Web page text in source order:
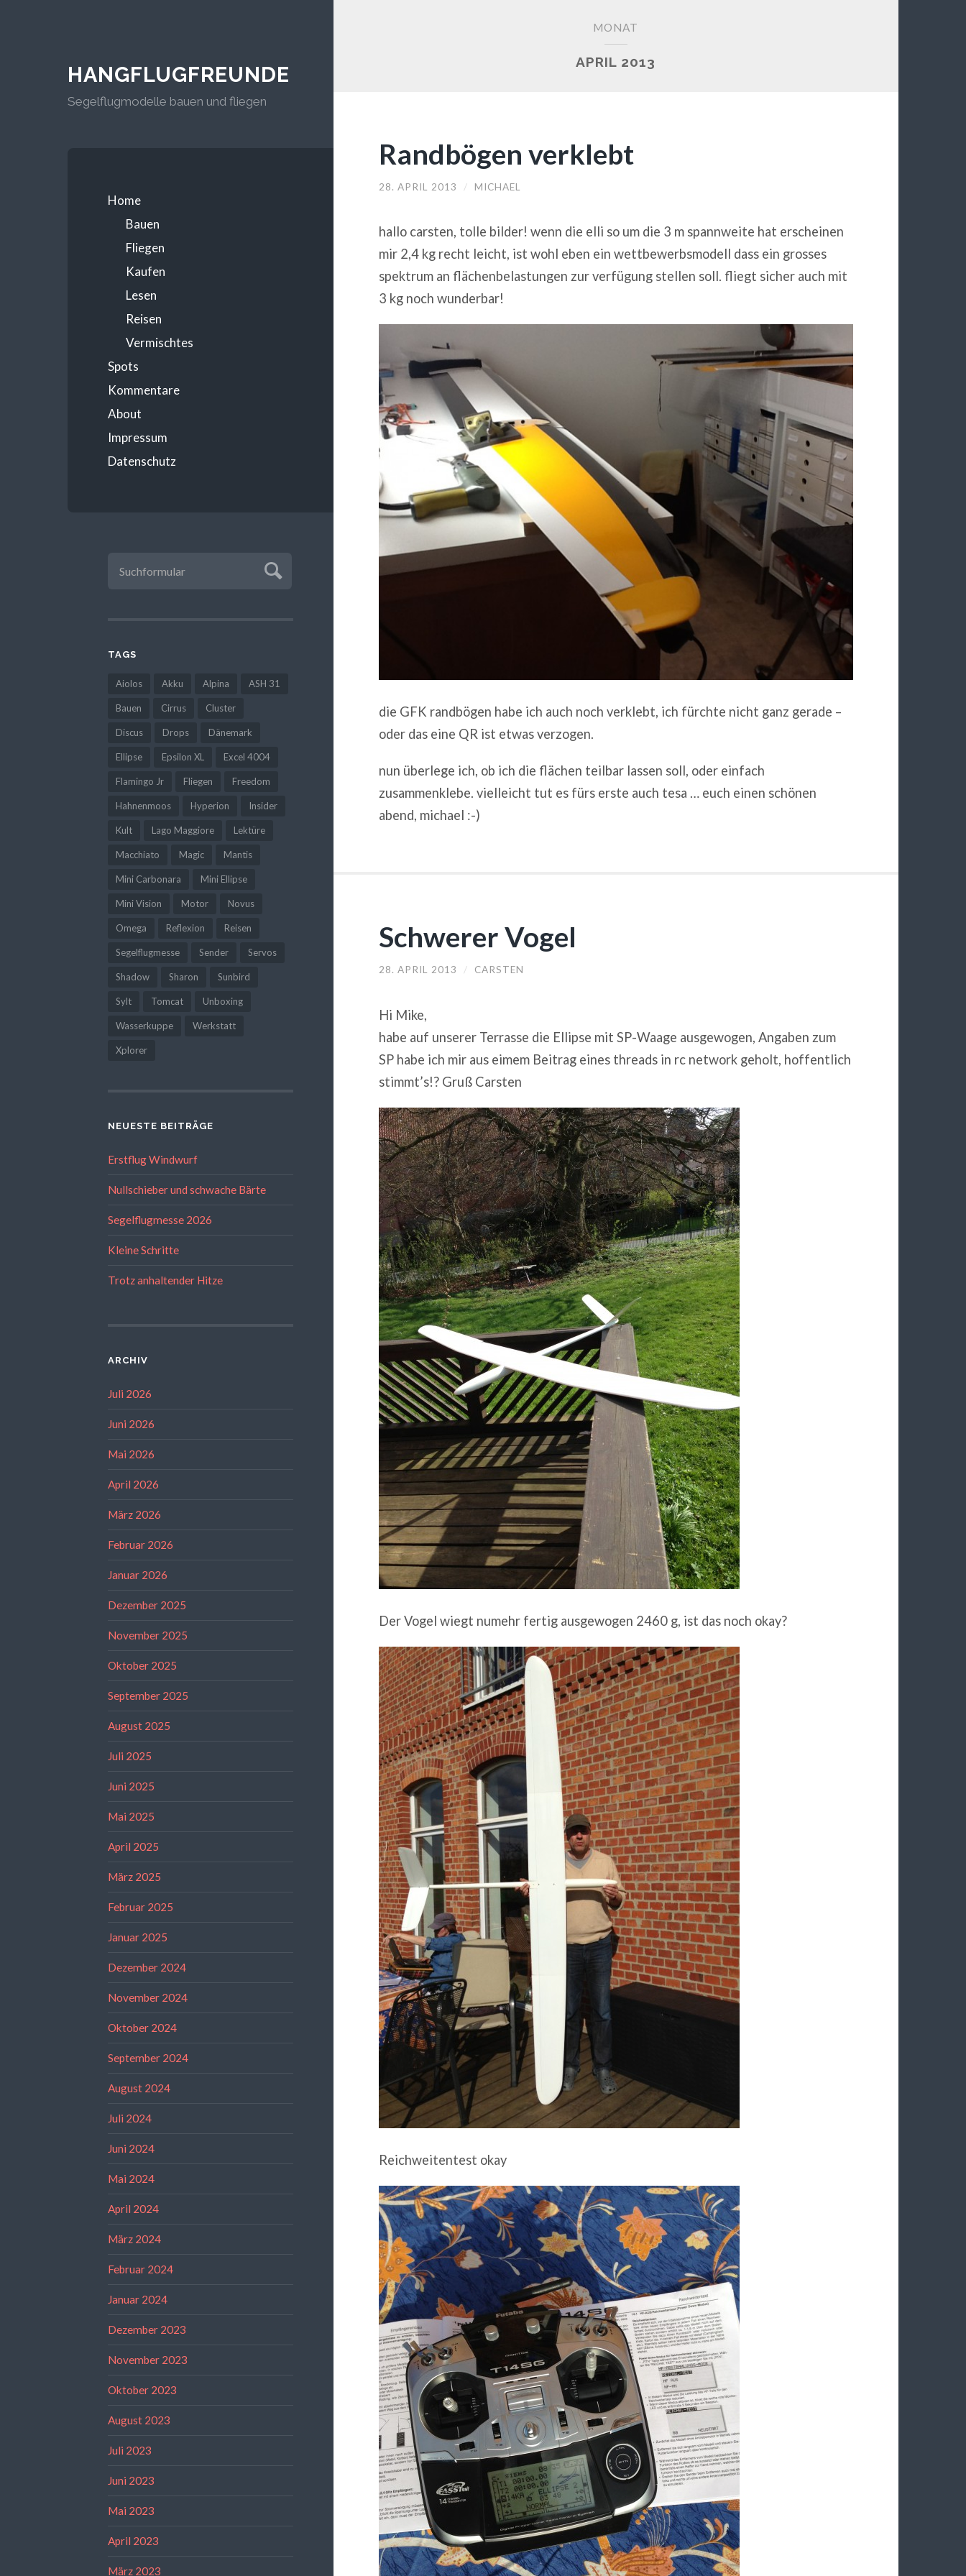
HANGFLUGFREUNDE
Segelflugmodelle bauen und fliegen
Home
Bauen
Fliegen
Kaufen
Lesen
Reisen
Vermischtes
Spots
Kommentare
About
Impressum
Datenschutz
TAGS
Aiolos Akku Alpina ASH 31
Bauen Cirrus Cluster
Discus Drops Dänemark
Ellipse Epsilon XL Excel 4004
Flamingo Jr Fliegen Freedom
Hahnenmoos Hyperion Insider
Kult Lago Maggiore Lektüre
Macchiato Magic Mantis
Mini Carbonara Mini Ellipse
Mini Vision Motor Novus
Omega Reflexion Reisen
Segelflugmesse Sender Servos
Shadow Sharon Sunbird
Sylt Tomcat Unboxing
Wasserkuppe Werkstatt
Xplorer
NEUESTE BEITRÄGE
Erstflug Windwurf
Nullschieber und schwache Bärte
Segelflugmesse 2026
Kleine Schritte
Trotz anhaltender Hitze
ARCHIV
Juli 2026
Juni 2026
Mai 2026
April 2026
März 2026
Februar 2026
Januar 2026
Dezember 2025
November 2025
Oktober 2025
September 2025
August 2025
Juli 2025
Juni 2025
Mai 2025
April 2025
März 2025
Februar 2025
Januar 2025
Dezember 2024
November 2024
Oktober 2024
September 2024
August 2024
Juli 2024
Juni 2024
Mai 2024
April 2024
März 2024
Februar 2024
Januar 2024
Dezember 2023
November 2023
Oktober 2023
August 2023
Juli 2023
Juni 2023
Mai 2023
April 2023
März 2023
MONAT
APRIL 2013
Randbögen verklebt
28. APRIL 2013 / MICHAEL
hallo carsten, tolle bilder! wenn die elli so um die 3 m spannweite hat erscheinen
mir 2,4 kg recht leicht, ist wohl eben ein wettbewerbsmodell dass ein grosses
spektrum an flächenbelastungen zur verfügung stellen soll. fliegt sicher auch mit
3 kg noch wunderbar!
die GFK randbögen habe ich auch noch verklebt, ich fürchte nicht ganz gerade –
oder das eine QR ist etwas verzogen.
nun überlege ich, ob ich die flächen teilbar lassen soll, oder einfach
zusammenklebe. vielleicht tut es fürs erste auch tesa … euch einen schönen
abend, michael :-)
Schwerer Vogel
28. APRIL 2013 / CARSTEN
Hi Mike,
habe auf unserer Terrasse die Ellipse mit SP-Waage ausgewogen, Angaben zum
SP habe ich mir aus eimem Beitrag eines threads in rc network geholt, hoffentlich
stimmt’s!? Gruß Carsten
Der Vogel wiegt numehr fertig ausgewogen 2460 g, ist das noch okay?
Reichweitentest okay